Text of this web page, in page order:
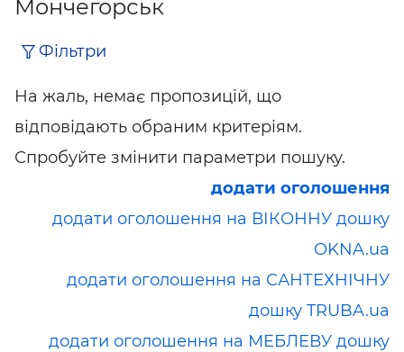
Мончегорськ
Фільтри
На жаль, немає пропозицій, що
відповідають обраним критеріям.
Спробуйте змінити параметри пошуку.
додати оголошення
додати оголошення на ВІКОННУ дошку
OKNA.ua
додати оголошення на САНТЕХНІЧНУ
дошку TRUBA.ua
додати оголошення на МЕБЛЕВУ дошку